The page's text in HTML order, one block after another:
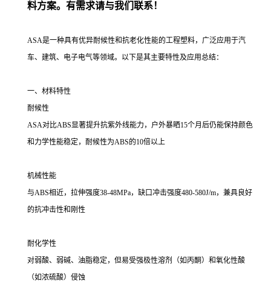
料方案。有需求请与我们联系！
ASA是一种具有优异耐候性和抗老化性能的工程塑料，广泛应用于汽
车、建筑、电子电气等领域。以下是其主要特性及应用总结：
一、材料特性
耐候性
ASA对比ABS显著提升抗紫外线能力，户外暴晒15个月后仍能保持颜色
和力学性能稳定，耐候性为ABS的10倍以上
机械性能
与ABS相近，拉伸强度38-48MPa，缺口冲击强度480-580J/m，兼具良好
的抗冲击性和刚性
耐化学性
对弱酸、弱碱、油脂稳定，但易受强极性溶剂（如丙酮）和氧化性酸
（如浓硫酸）侵蚀